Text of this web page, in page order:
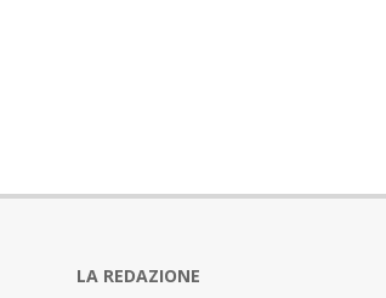
LA REDAZIONE